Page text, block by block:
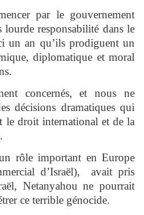
par le gouvernement
lourde responsabilité dans le
un an qu’ils prodiguent un
diplomatique et moral
concernés, et nous ne
décisions dramatiques qui
le droit international et de la
rôle important en Europe
d’Israël), avait pris
Netanyahou ne pourrait
ce terrible génocide.